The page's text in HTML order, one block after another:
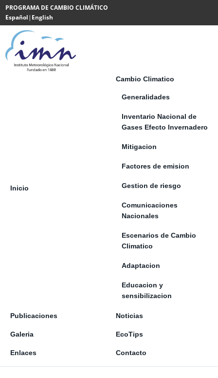
Saltar al contenido
PROGRAMA DE CAMBIO CLIMÁTICO
Español| English
Powered
by
Translate
Inicio
Cambio Climatico
Generalidades
Inventario Nacional de
Gases Efecto Invernadero
Mitigacion
Factores de emision
Gestion de riesgo
Comunicaciones
Nacionales
Escenarios de Cambio
Climatico
Adaptacion
Educacion y
sensibilizacion
Publicaciones Noticias
Galeria EcoTips
Enlaces Contacto